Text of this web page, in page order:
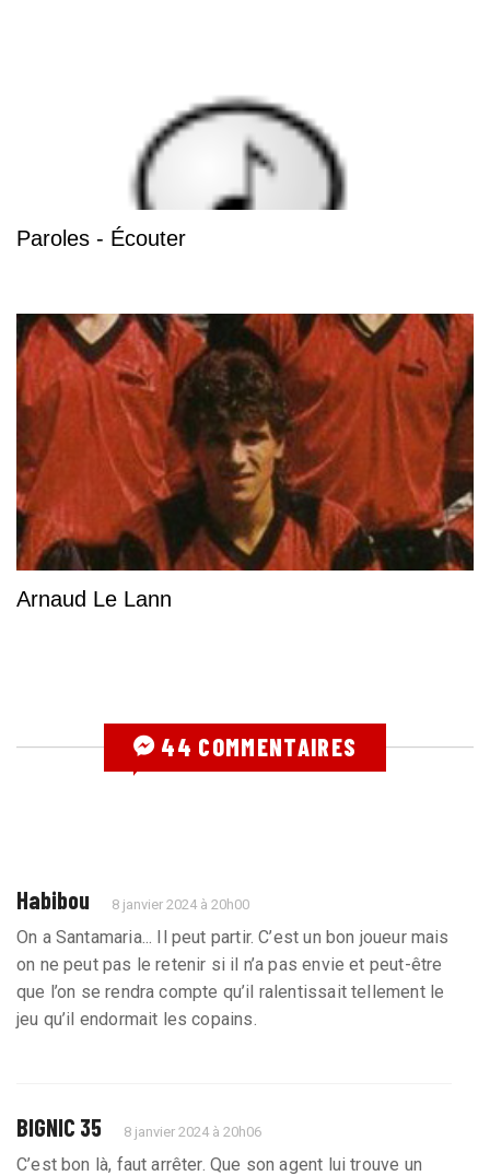
Paroles - Écouter
Arnaud Le Lann
44 COMMENTAIRES
Habibou 8 janvier 2024 à 20h00
On a Santamaria... Il peut partir. C’est un bon joueur mais
on ne peut pas le retenir si il n’a pas envie et peut-être
que l’on se rendra compte qu’il ralentissait tellement le
jeu qu’il endormait les copains.
BIGNIC 35 8 janvier 2024 à 20h06
C’est bon là, faut arrêter. Que son agent lui trouve un